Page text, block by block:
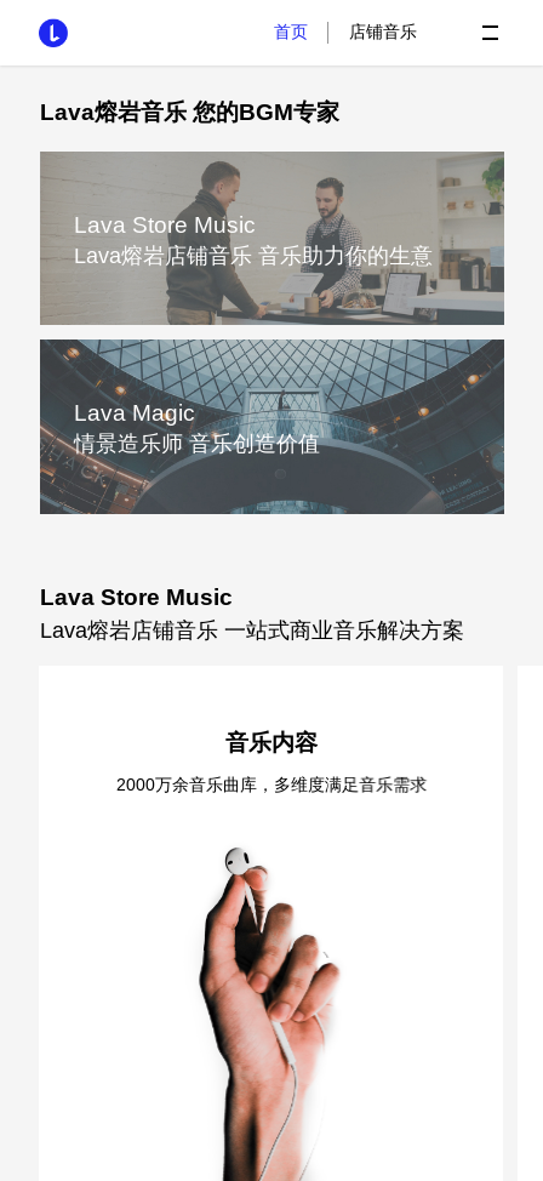
首页 | 店铺音乐
Lava熔岩音乐 您的BGM专家
Lava Store Music
Lava熔岩店铺音乐 音乐助力你的生意
Lava Magic
情景造乐师 音乐创造价值
Lava Store Music
Lava熔岩店铺音乐 一站式商业音乐解决方案
音乐内容
2000万余音乐曲库，多维度满足音乐需求